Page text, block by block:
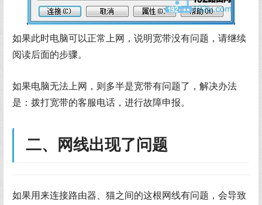
如果此时电脑可以正常上网，说明宽带没有问题，请继续
阅读后面的步骤。
如果电脑无法上网，则多半是宽带有问题了，解决办法
是：拨打宽带的客服电话，进行故障申报。
二、网线出现了问题
如果用来连接路由器、猫之间的这根网线有问题，会导致